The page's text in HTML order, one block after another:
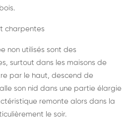
charpentes
non utilisés sont des
surtout dans les maisons de
par le haut, descend de
son nid dans une partie élargie
remonte alors dans la
le soir.